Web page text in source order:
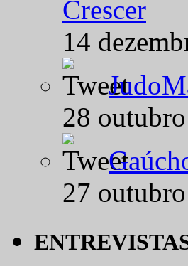
Crescer
14
28
27